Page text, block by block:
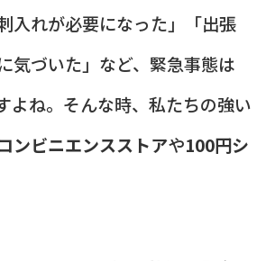
入れが必要になった」「出張
気づいた」など、緊急事態は
よね。そんな時、私たちの強い
コンビニエンスストアや100円シ